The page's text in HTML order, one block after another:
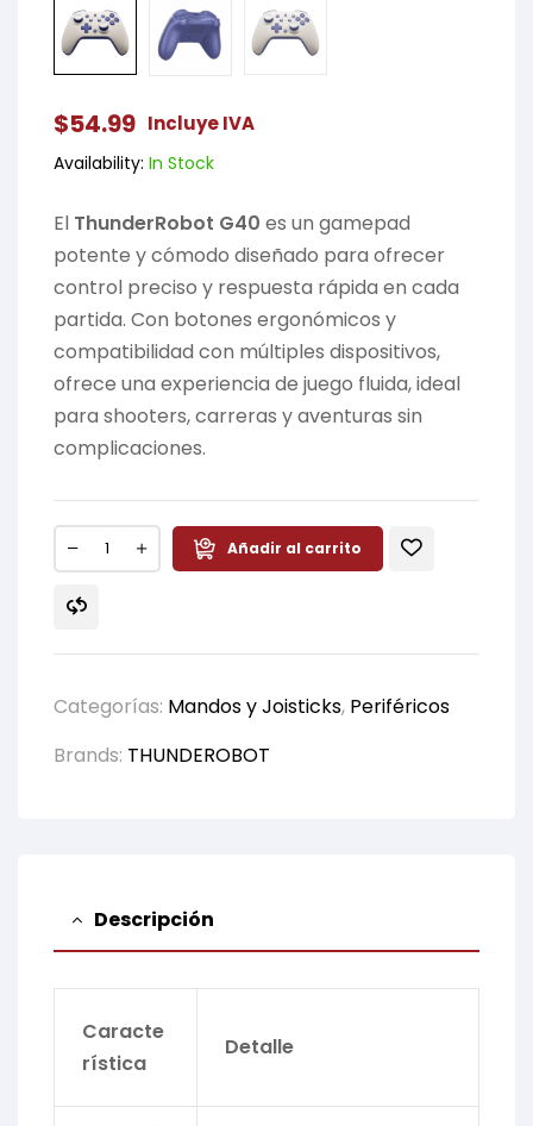
$54.99 Incluye IVA
Availability: In Stock
El ThunderRobot G40 es un gamepad
potente y cómodo diseñado para ofrecer
control preciso y respuesta rápida en cada
partida. Con botones ergonómicos y
compatibilidad con múltiples dispositivos,
ofrece una experiencia de juego fluida, ideal
para shooters, carreras y aventuras sin
complicaciones.
Añadir al carrito
Categorías: Mandos y Joisticks, Periféricos
Brands: THUNDEROBOT
Descripción
Caracte
rística
Detalle